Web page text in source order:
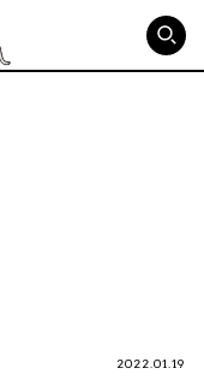
2022.01.19